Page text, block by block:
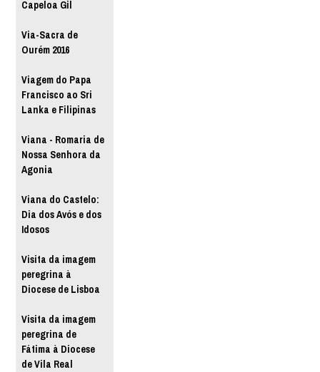
Capeloa Gil
Via-Sacra de
Ourém 2016
Viagem do Papa
Francisco ao Sri
Lanka e Filipinas
Viana - Romaria de
Nossa Senhora da
Agonia
Viana do Castelo:
Dia dos Avós e dos
Idosos
Visita da imagem
peregrina à
Diocese de Lisboa
Visita da imagem
peregrina de
Fátima à Diocese
de Vila Real